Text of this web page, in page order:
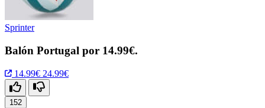
Sprinter
Balón Portugal por 14.99€.
14.99€ 24.99€
152